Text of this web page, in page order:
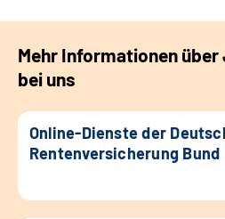
Mehr Informationen
bei uns
Online-Dienste der
Rentenversicherung Bund